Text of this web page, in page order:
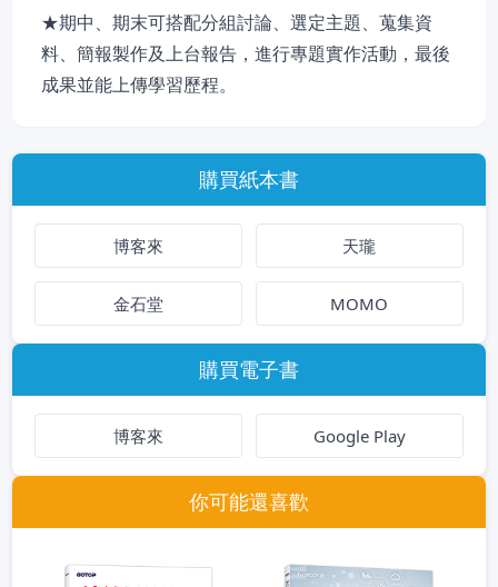
★期中、期末可搭配分組討論、選定主題、蒐集資
料、簡報製作及上台報告，進行專題實作活動，最後
成果並能上傳學習歷程。
購買紙本書
博客來 天瓏
金石堂 MOMO
購買電子書
博客來 Google Play
你可能還喜歡